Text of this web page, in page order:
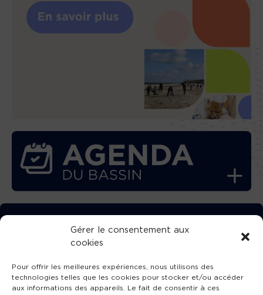
Gérer le consentement aux
cookies
Pour offrir les meilleures expériences, nous utilisons des
technologies telles que les cookies pour stocker et/ou accéder
aux informations des appareils. Le fait de consentir à ces
TÉLÉCHARGEZ GRATUITEMENT
L’APPLICATION TVBA !